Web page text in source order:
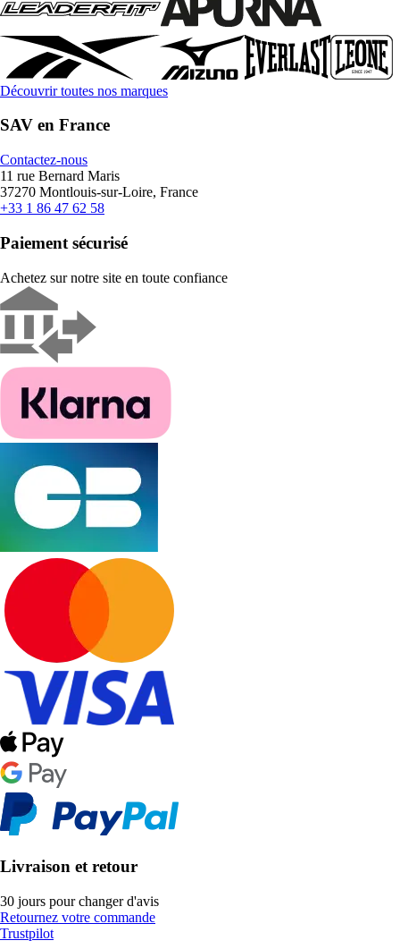
Découvrir toutes nos marques
SAV en France
Contactez-nous
11 rue Bernard Maris
37270 Montlouis-sur-Loire, France
+33 1 86 47 62 58
Paiement sécurisé
Achetez sur notre site en toute confiance
Livraison et retour
30 jours pour changer d'avis
Retournez votre commande
Trustpilot